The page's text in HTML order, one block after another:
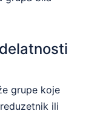
grupe koje
ili